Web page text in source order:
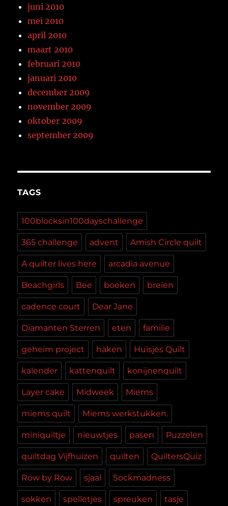
juni 2010
mei 2010
april 2010
maart 2010
februari 2010
januari 2010
december 2009
november 2009
oktober 2009
september 2009
TAGS
100blocksin100dayschallenge
365 challenge advent Amish Circle quilt
A quilter lives here arcadia avenue
Beachgirls Bee boeken breien
cadence court Dear Jane
Diamanten Sterren eten familie
geheim project haken Huisjes Quilt
kalender kattenquilt konijnenquilt
Layer cake Midweek Miems
miems quilt Miems werkstukken.
miniquiltje nieuwtjes pasen Puzzelen
quiltdag Vijfhuizen quilten QuiltersQuiz
Row by Row sjaal Sockmadness
sokken spelletjes spreuken tasje